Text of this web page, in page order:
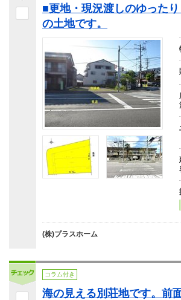
■更地・現況渡しのゆった
の土地です。
(株)プラスホーム
コラム付き
海の見える別荘地です。前